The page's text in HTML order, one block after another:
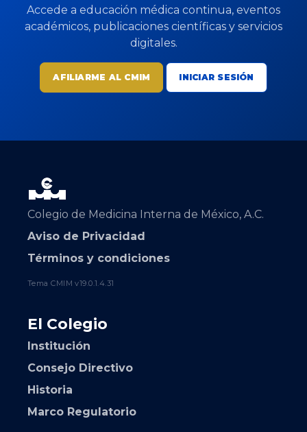
Accede a educación médica continua, eventos
académicos, publicaciones científicas y servicios
digitales.
AFILIARME AL CMIM INICIAR SESIÓN
Colegio de Medicina Interna de México, A.C.
Aviso de Privacidad
Términos y condiciones
Tema CMIM v19.0.1.4.31
El Colegio
Institución
Consejo Directivo
Historia
Marco Regulatorio